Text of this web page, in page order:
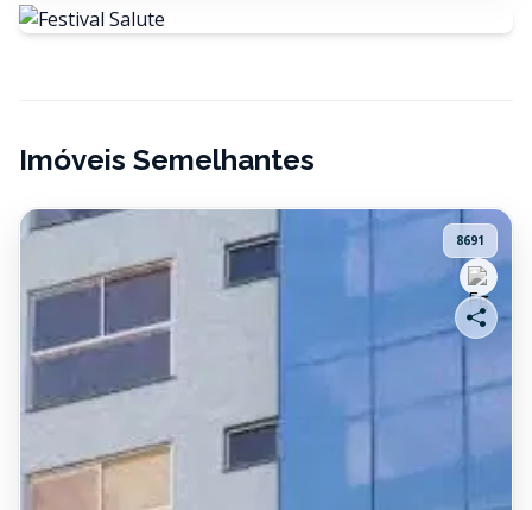
Imóveis Semelhantes
8691